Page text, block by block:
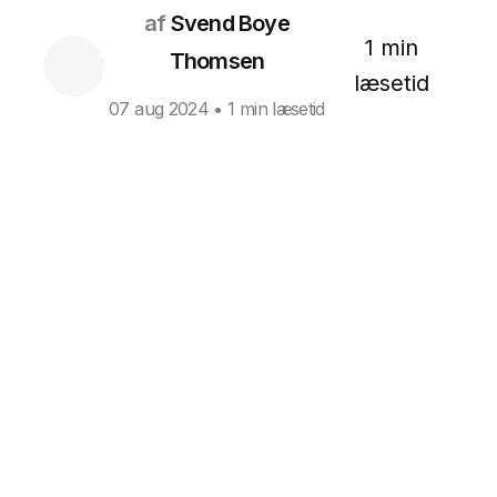
afSvend Boye
Thomsen
07 aug 2024 • 1 min læsetid
1 min
læsetid